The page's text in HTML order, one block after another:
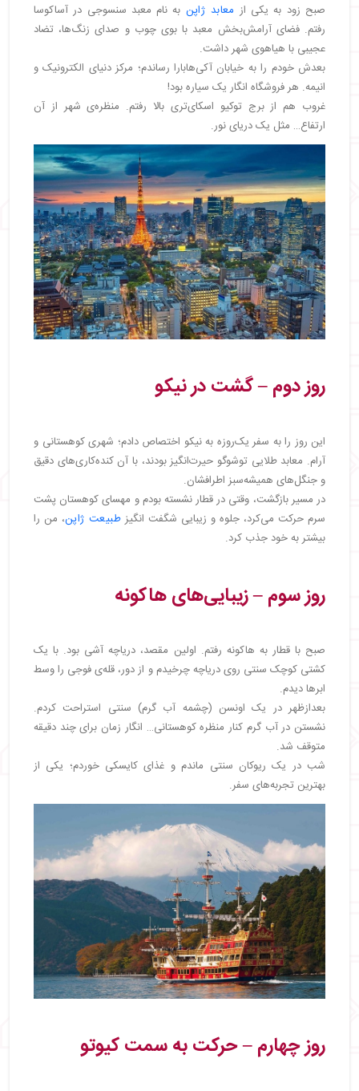
صبح زود به یکی از معابد ژاپن به نام معبد سنسوجی در آساکوسا
رفتم. فضای آرامش‌بخش معبد با بوی چوب و صدای زنگ‌ها، تضاد
عجیبی با هیاهوی شهر داشت.
بعدش خودم را به خیابان آکی‌هابارا رساندم؛ مرکز دنیای الکترونیک و
انیمه. هر فروشگاه انگار یک سیاره بود!
غروب هم از برج توکیو اسکای‌تری بالا رفتم. منظره‌ی شهر از آن
ارتفاع… مثل یک دریای نور.
روز دوم – گشت در نیکو
این روز را به سفر یک‌روزه به نیکو اختصاص دادم؛ شهری کوهستانی و
آرام. معابد طلایی توشوگو حیرت‌انگیز بودند، با آن کنده‌کاری‌های دقیق
و جنگل‌های همیشه‌سبز اطرافشان.
در مسیر بازگشت، وقتی در قطار نشسته بودم و مهسای کوهستان پشت
سرم حرکت می‌کرد، جلوه و زیبایی شگفت انگیزطبیعت ژاپن، من را
بیشتر به خود جذب کرد.
روز سوم – زیبایی‌های هاکونه
صبح با قطار به هاکونه رفتم. اولین مقصد، دریاچه آشی بود. با یک
کشتی کوچک سنتی روی دریاچه چرخیدم و از دور، قله‌ی فوجی را وسط
ابرها دیدم.
بعدازظهر در یک اونسن (چشمه آب گرم) سنتی استراحت کردم.
نشستن در آب گرم کنار منظره کوهستانی… انگار زمان برای چند دقیقه
متوقف شد.
شب در یک ریوكان سنتی ماندم و غذای کایسکی خوردم؛ یکی از
بهترین تجربه‌های سفر.
روز چهارم – حرکت به سمت کیوتو